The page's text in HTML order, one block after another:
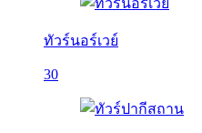
ทัวร์นอร์เวย์
30